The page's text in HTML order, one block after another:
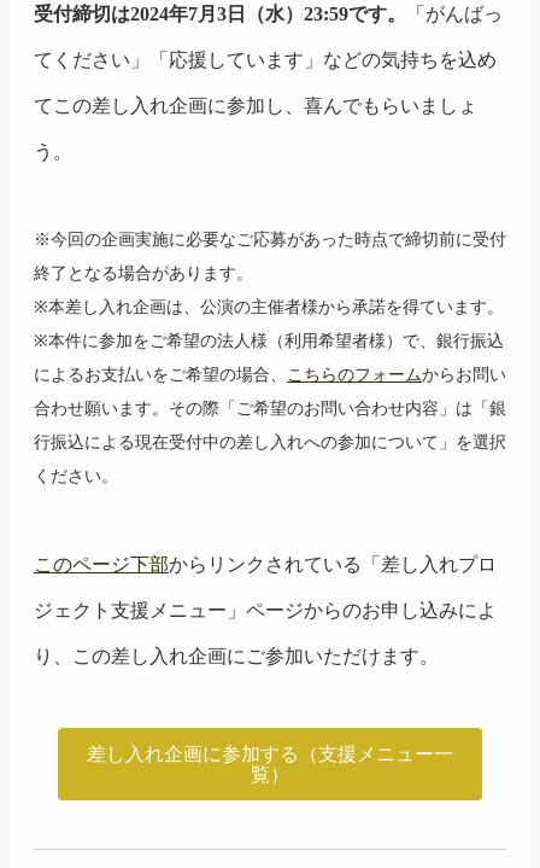
受付締切は2024年7月3日（水）23:59です。 「がんばっ
てください」「応援しています」などの気持ちを込め
てこの差し入れ企画に参加し、喜んでもらいましょ
う。
※今回の企画実施に必要なご応募があった時点で締切前に受付
終了となる場合があります。
※本差し入れ企画は、公演の主催者様から承諾を得ています。
※本件に参加をご希望の法人様（利用希望者様）で、銀行振込
によるお支払いをご希望の場合、 こちらのフォームからお問い
合わせ願います。その際「ご希望のお問い合わせ内容」は「銀
行振込による現在受付中の差し入れへの参加について」を選択
ください。
このページ下部からリンクされている「差し入れプロ
ジェクト支援メニュー」ページからのお申し込みによ
り、この差し入れ企画にご参加いただけます。
差し入れ企画に参加する（支援メニュー一
覧）